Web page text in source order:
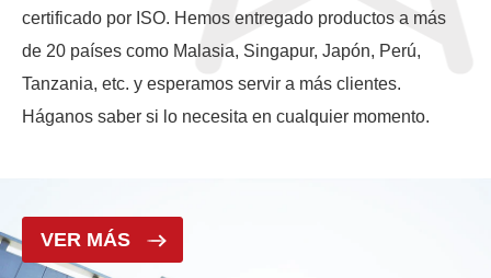
certificado por ISO. Hemos entregado productos a más
de 20 países como Malasia, Singapur, Japón, Perú,
Tanzania, etc. y esperamos servir a más clientes.
Háganos saber si lo necesita en cualquier momento.
VER MÁS